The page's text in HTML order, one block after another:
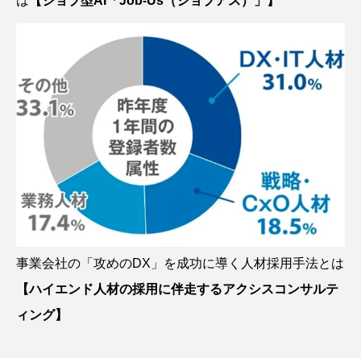
事業会社の「攻めのDX」を成功に導く人材採用手法とは
【ハイエンド人材の採用に伴走するアクシスコンサルテ
ィング】